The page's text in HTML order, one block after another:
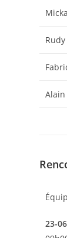
Rudy
Alain
23-